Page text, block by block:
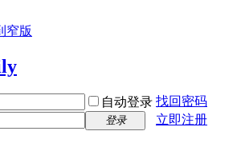
窄版
自动登录 找回密码
登录
立即注册